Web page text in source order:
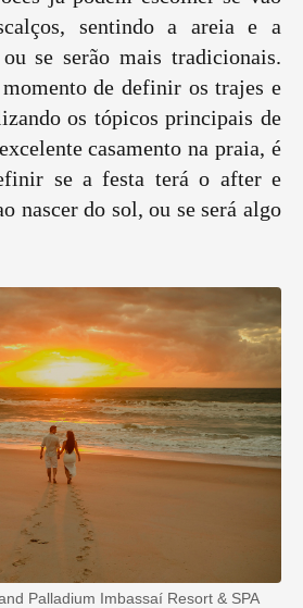
sentindo a areia e a
se serão mais tradicionais.
de definir os trajes e
os tópicos principais de
casamento na praia, é
se a festa terá o after e
nascer do sol, ou se será algo
Palladium Imbassaí Resort & SPA